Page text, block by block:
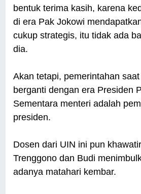
bentuk terima kasih, karena
di era Pak Jokowi
cukup strategis, itu tidak ada
dia.
Akan tetapi, pemerintahan
berganti dengan era Presiden
Sementara menteri adalah
presiden.
Dosen dari UIN ini pun
Trenggono dan Budi
adanya matahari kembar.